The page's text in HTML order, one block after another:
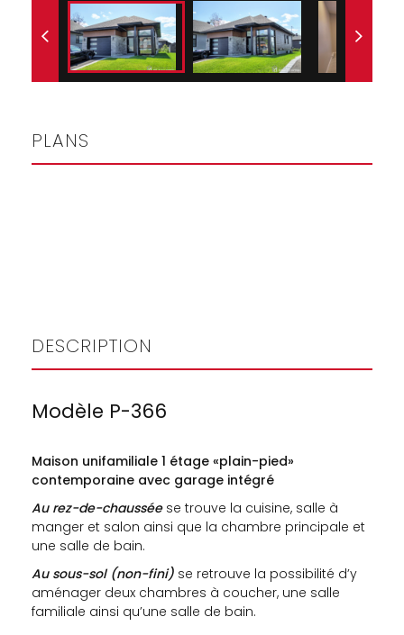
PLANS
DESCRIPTION
Modèle P-366
Maison unifamiliale 1 étage «plain-pied»
contemporaine avec garage intégré
Au rez-de-chausséese trouve la cuisine, salle à
manger et salon ainsi que la chambre principale et
une salle de bain.
Au sous-sol (non-fini) se retrouve la possibilité d’y
aménager deux chambres à coucher, une salle
familiale ainsi qu’une salle de bain.